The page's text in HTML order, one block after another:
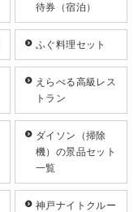
待券（宿泊）
ふぐ料理セット
えらべる高級レス
トラン
ダイソン（掃除
機）の景品セット
一覧
神戸ナイトクルー